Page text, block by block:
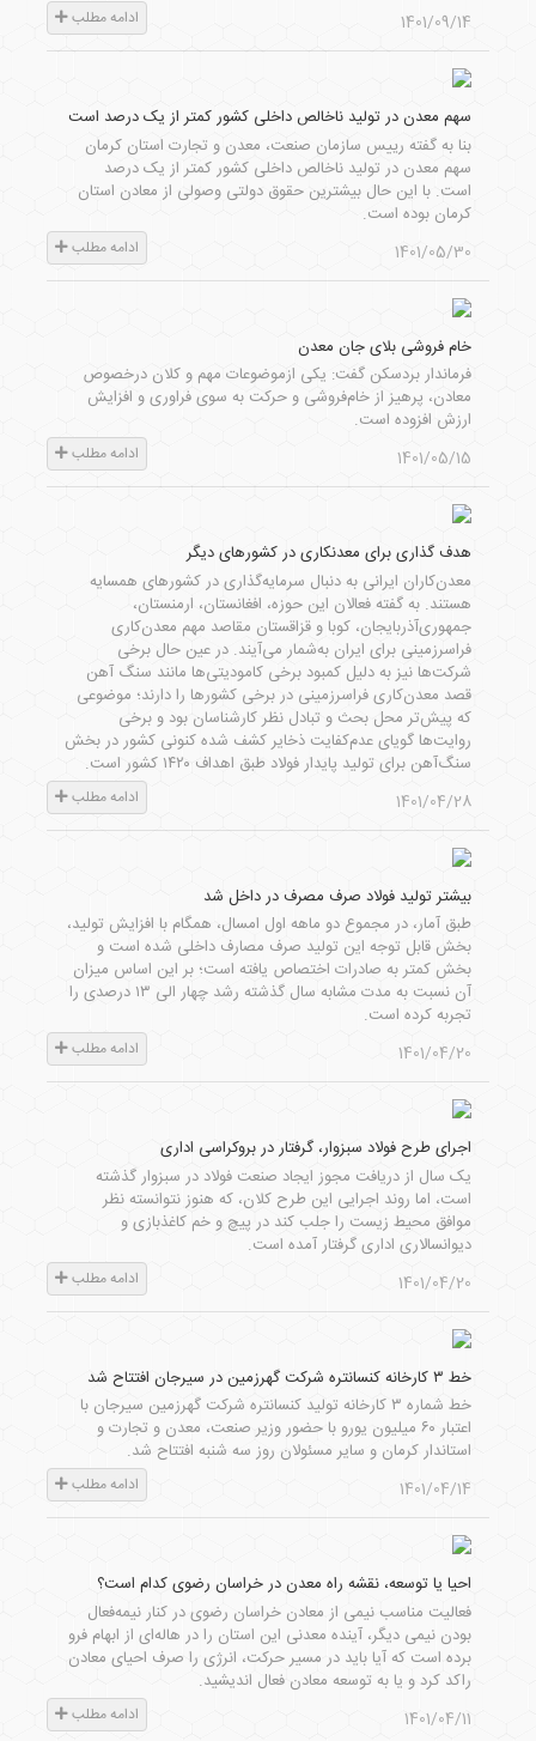
1401/09/14
ادامه مطلب
سهم معدن در تولید ناخالص داخلی کشور کمتر از یک درصد است
بنا به گفته رییس سازمان صنعت، معدن و تجارت استان کرمان
سهم معدن در تولید ناخالص داخلی کشور کمتر از یک درصد
است. با این حال بیشترین حقوق دولتی وصولی از معادن استان
کرمان بوده است.
1401/05/30
ادامه مطلب
خام فروشی بلای جان معدن
فرماندار بردسکن گفت: یکی ازموضوعات مهم و کلان درخصوص
معادن، پرهیز از خام‌فروشی و حرکت به سوی فراوری و افزایش
ارزش افزوده است.
1401/05/15
ادامه مطلب
هدف گذاری برای معدنکاری در کشورهای دیگر
معدن‌‌‌‌‌‌کاران ایرانی به دنبال سرمایه‌گذاری در کشورهای همسایه‌‌‌
هستند. به گفته فعالان این حوزه، افغانستان، ارمنستان،
جمهوری‌آذربایجان، کوبا و قزاقستان مقاصد مهم معدن‌‌‌کاری
فراسرزمینی برای ایران به‌شمار می‌آیند. در عین حال برخی
شرکت‌ها نیز به دلیل کمبود برخی کامودیتی‌‌‌ها مانند سنگ آهن
قصد معدن‌‌‌کاری فراسرزمینی در برخی کشورها را دارند؛ موضوعی
که پیش‌تر محل بحث و تبادل نظر کارشناسان بود و برخی
روایت‌‌‌ها گویای عدم‌کفایت ذخایر کشف شده کنونی کشور در بخش
سنگ‌آهن برای تولید پایدار فولاد طبق اهداف ۱۴۲۰ کشور است.
1401/04/28
ادامه مطلب
بیشتر تولید فولاد صرف مصرف در داخل شد
طبق آمار، در مجموع دو ماهه اول امسال، همگام با افزایش تولید،
بخش قابل توجه این تولید صرف مصارف داخلی شده است و
بخش کمتر به صادرات اختصاص یافته است؛ بر این اساس میزان
آن نسبت به مدت مشابه سال گذشته رشد چهار الی ۱۳ درصدی را
تجربه کرده است.
1401/04/20
ادامه مطلب
اجرای طرح فولاد سبزوار، گرفتار در بروکراسی اداری
یک سال از دریافت مجوز ایجاد صنعت فولاد در سبزوار گذشته
است، اما روند اجرایی این طرح کلان، که هنوز نتوانسته نظر
موافق محیط زیست را جلب کند در پیچ و خم کاغذبازی و
دیوانسالاری اداری گرفتار آمده است.
1401/04/20
ادامه مطلب
خط ۳ کارخانه کنسانتره شرکت گهرزمین در سیرجان افتتاح شد
خط شماره ۳ کارخانه تولید کنسانتره شرکت گهرزمین سیرجان با
اعتبار ۶۰ میلیون یورو با حضور وزیر صنعت، معدن و تجارت و
استاندار کرمان و سایر مسئولان روز سه شنبه افتتاح شد.
1401/04/14
ادامه مطلب
احیا یا توسعه، نقشه راه معدن در خراسان رضوی کدام است؟
فعالیت مناسب نیمی از معادن خراسان رضوی در کنار نیمه‌فعال
بودن نیمی دیگر، آینده معدنی این استان را در هاله‌ای از ابهام فرو
برده است که آیا باید در مسیر حرکت، انرژی را صرف احیای معادن
راکد کرد و یا به توسعه معادن فعال اندیشید.
1401/04/11
ادامه مطلب